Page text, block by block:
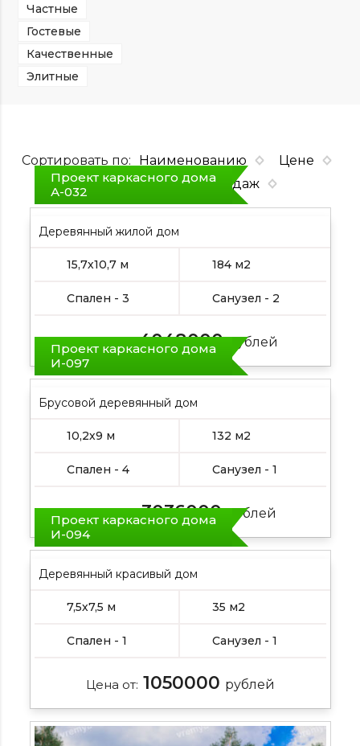
Частные
Гостевые
Качественные
Элитные
Сортировать по: Наименованию
Цене
Площадь
Хит продаж
Проект каркасного дома
А-032
Деревянный жилой дом
15,7х10,7 м 184 м2
Спален - 3 Санузел - 2
Цена от: 4048000рублей
Проект каркасного дома
И-097
Брусовой деревянный дом
10,2х9 м 132 м2
Спален - 4 Санузел - 1
Цена от: 3036000рублей
Проект каркасного дома
И-094
Деревянный красивый дом
7,5х7,5 м 35 м2
Спален - 1 Санузел - 1
Цена от: 1050000 рублей